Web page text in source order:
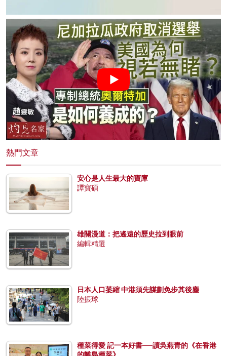
熱門文章
安心是人生最大的寶庫
譚寶碩
雄關漫道：把遙遠的歷史拉到眼前
編輯精選
日本人口萎縮 中港須先謀劃免步其後塵
陸振球
種菜得愛 記一本好書──讀吳燕青的《在香港